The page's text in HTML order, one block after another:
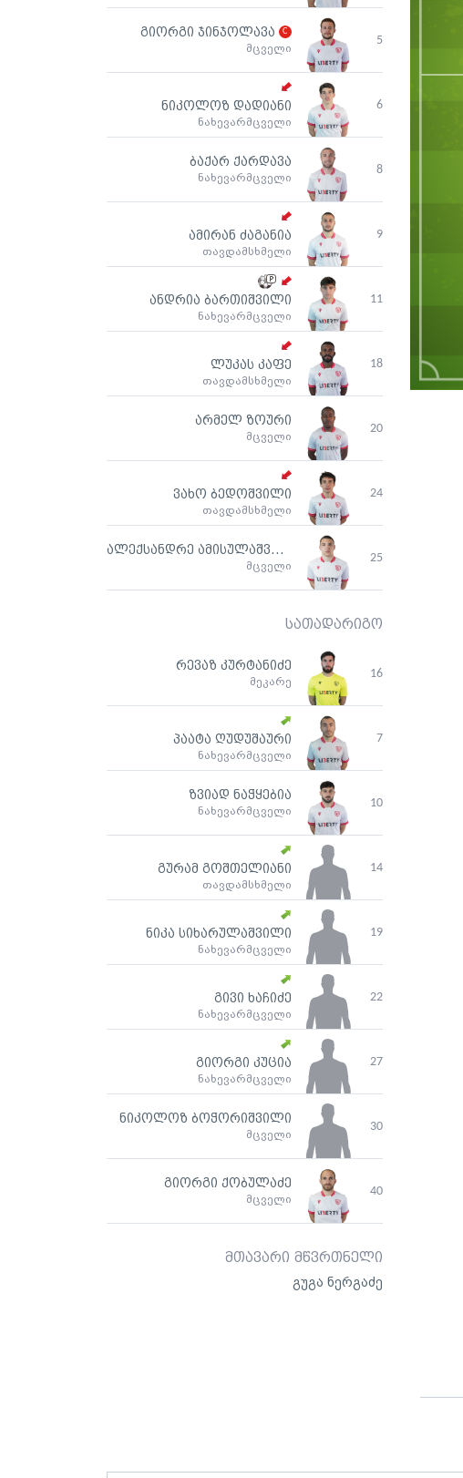
5
გიორგი ჯინჯოლავა
მცველი
6
ნიკოლოზ დადიანი
ნახევარმცველი
8
ბაქარ ქარდავა
ნახევარმცველი
9
ამირან ძაგანია
თავდამსხმელი
11
ანდრია ბართიშვილი
ნახევარმცველი
18
ლუკას კაფე
თავდამსხმელი
20
არმელ ზოური
მცველი
24
ვახო ბედოშვილი
თავდამსხმელი
25
ალექსანდრე ამისულაშვილი
მცველი
სათადარიგო
16
რევაზ კურტანიძე
მეკარე
7
პაატა ღუდუშაური
ნახევარმცველი
10
ზვიად ნაჭყებია
ნახევარმცველი
14
გურამ გოშთელიანი
თავდამსხმელი
19
ნიკა სიხარულაშვილი
ნახევარმცველი
22
გივი ხაჩიძე
ნახევარმცველი
27
გიორგი კუცია
ნახევარმცველი
30
ნიკოლოზ ბოჭორიშვილი
მცველი
40
გიორგი ქობულაძე
მცველი
მთავარი მწვრთნელი
გუგა ნერგაძე